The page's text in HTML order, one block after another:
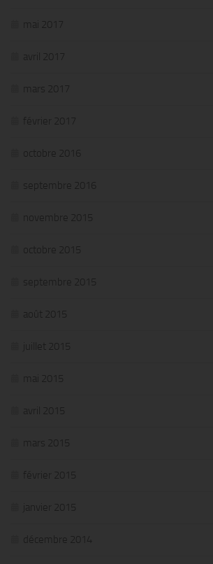
mai 2017
avril 2017
mars 2017
février 2017
octobre 2016
septembre 2016
novembre 2015
octobre 2015
septembre 2015
août 2015
juillet 2015
mai 2015
avril 2015
mars 2015
février 2015
janvier 2015
décembre 2014